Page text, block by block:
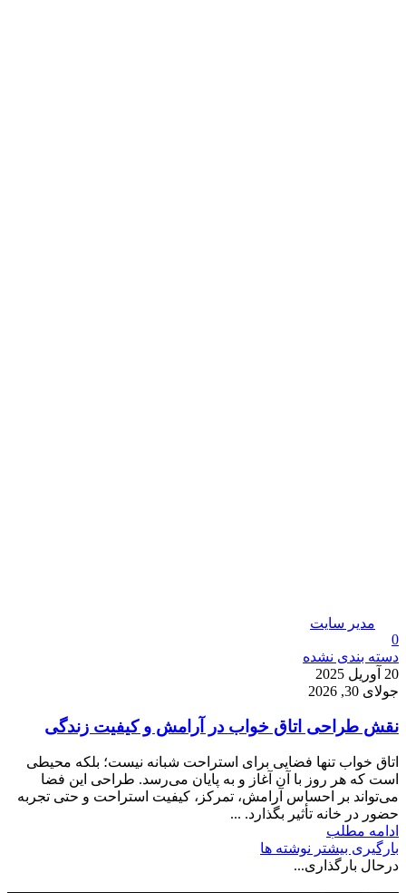
مدیر سایت
0
دسته بندی نشده
20 آوریل 2025
جولای 30, 2026
نقش طراحی اتاق خواب در آرامش و کیفیت زندگی
اتاق خواب تنها فضایی برای استراحت شبانه نیست؛ بلکه محیطی
است که هر روز با آن آغاز و به پایان می‌رسد. طراحی این فضا
می‌تواند بر احساس آرامش، تمرکز، کیفیت استراحت و حتی تجربه
حضور در خانه تأثیر بگذارد. ...
ادامه مطلب
بارگیری بیشتر نوشته ها
درحال بارگذاری...